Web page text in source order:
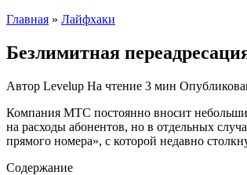
Главная » Лайфхаки
Безлимитная
Автор Levelup На чтение 3 мин
Компания МТС постоянно вносит
на расходы абонентов, но в отдельных
прямого номера», с которой недавно
Содержание